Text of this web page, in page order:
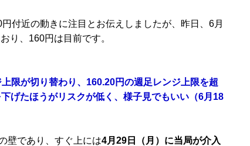
付近の動きに注目とお伝えしましたが、昨日、6月
り、160円は目前です。
限が切り替わり、160.20円の週足レンジ上限を超
げたほうがリスクが低く、様子見でもいい（6月18
壁であり、すぐ上には4月29日（月）に当局が介入